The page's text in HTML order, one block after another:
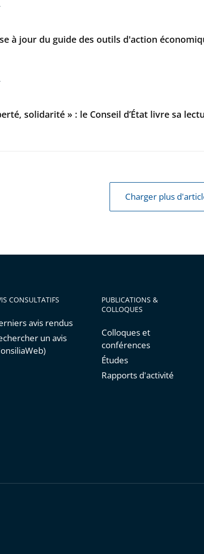
à jour du guide des outils d'action
solidarité » : le Conseil d’État livre sa
Charger plus
CONSULTATIFS
avis rendus
un avis
PUBLICATIONS &
COLLOQUES
Colloques et
conférences
Études
Rapports d'activité